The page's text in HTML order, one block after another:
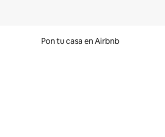
Pon tu casa en Airbnb